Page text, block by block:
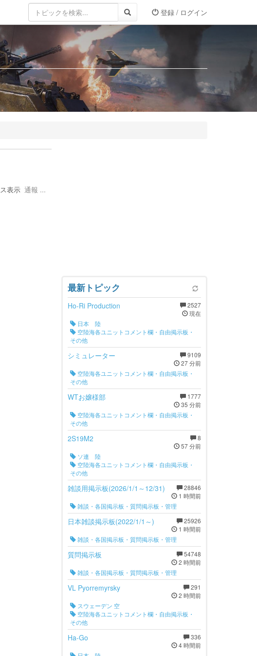
登録 / ログイン
表示 通報 ...
最新トピック
2527
現在
Ho-Ri Production
日本 陸
空陸海各ユニットコメント欄・自由掲示板・
その他
9109
27 分前
シミュレーター
空陸海各ユニットコメント欄・自由掲示板・
その他
1777
35 分前
WTお嬢様部
空陸海各ユニットコメント欄・自由掲示板・
その他
8
57 分前
2S19M2
ソ連 陸
空陸海各ユニットコメント欄・自由掲示板・
その他
28846
1 時間前
雑談用掲示板(2026/1/1～12/31)
雑談・各国掲示板・質問掲示板・管理
25926
1 時間前
日本雑談掲示板(2022/1/1～)
雑談・各国掲示板・質問掲示板・管理
54748
2 時間前
質問掲示板
雑談・各国掲示板・質問掲示板・管理
291
2 時間前
VL Pyorremyrsky
スウェーデン 空
空陸海各ユニットコメント欄・自由掲示板・
その他
336
4 時間前
Ha-Go